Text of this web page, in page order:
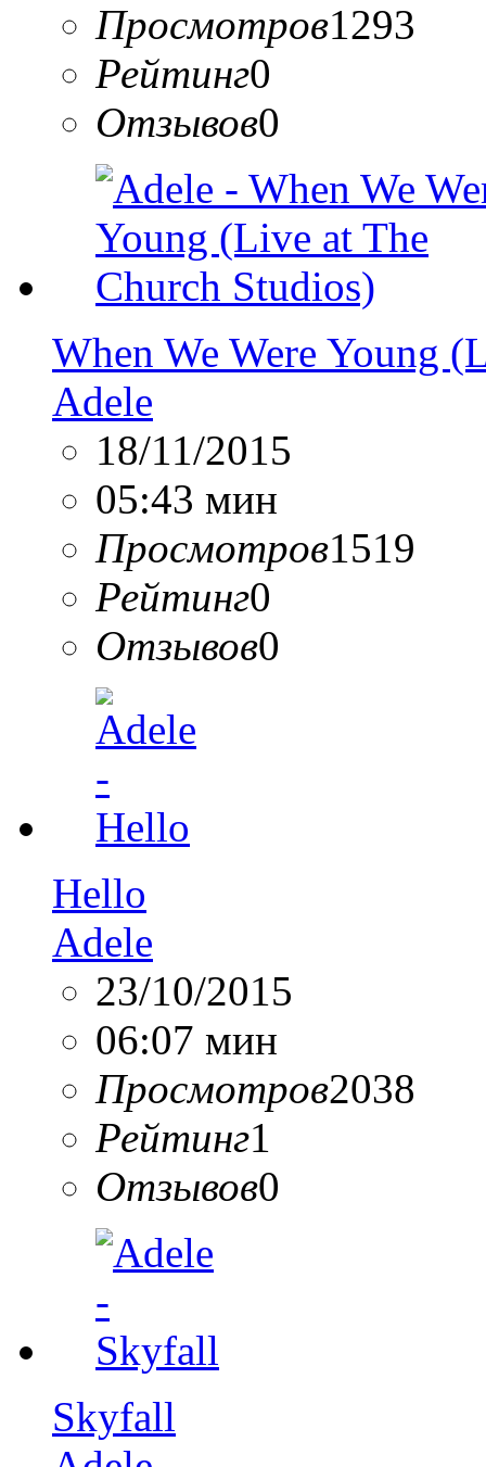
Просмотров1293
Рейтинг0
Отзывов0
When We Were Young
Adele
18/11/2015
05:43 мин
Просмотров1519
Рейтинг0
Отзывов0
Hello
Adele
23/10/2015
06:07 мин
Просмотров2038
Рейтинг1
Отзывов0
Skyfall